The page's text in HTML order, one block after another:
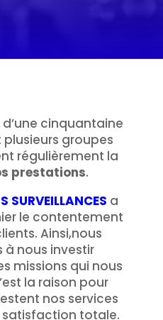
cinquantaine
groupes
régulièrement la
prestations.
SURVEILLANCES a
le contentement
Ainsi,nous
à nous investir
missions qui nous
la raison pour
nos services
satisfaction totale.